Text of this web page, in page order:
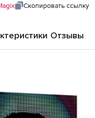
Скопировать ссылку
Отзывы